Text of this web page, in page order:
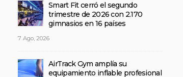
Smart Fit cerró el segundo
trimestre de 2026 con 2.170
gimnasios en 16 países
7 Ago, 2026
AirTrack Gym amplía su
equipamiento inflable profesional